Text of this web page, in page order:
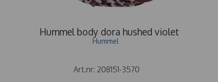
Hummel body dora hushed violet
Hummel
Art.nr: 208151-3570